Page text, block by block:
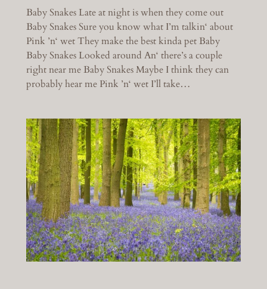
Baby Snakes Late at night is when they come out
Baby Snakes Sure you know what I’m talkin‘ about
Pink ’n‘ wet They make the best kinda pet Baby
Baby Snakes Looked around An‘ there’s a couple
right near me Baby Snakes Maybe I think they can
probably hear me Pink ’n‘ wet I’ll take…